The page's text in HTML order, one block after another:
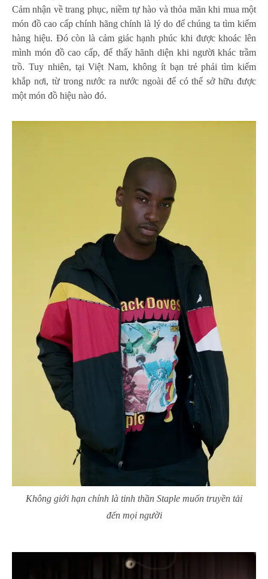
Cảm nhận về trang phục, niềm tự hào và thỏa mãn khi mua một
món đồ cao cấp chính hãng chính là lý do để chúng ta tìm kiếm
hàng hiệu. Đó còn là cảm giác hạnh phúc khi được khoác lên
mình món đồ cao cấp, để thấy hãnh diện khi người khác trầm
trồ. Tuy nhiên, tại Việt Nam, không ít bạn trẻ phải tìm kiếm
khắp nơi, từ trong nước ra nước ngoài để có thể sở hữu được
một món đồ hiệu nào đó.
Không giới hạn chính là tinh thần Staple muốn truyền tải
đến mọi người